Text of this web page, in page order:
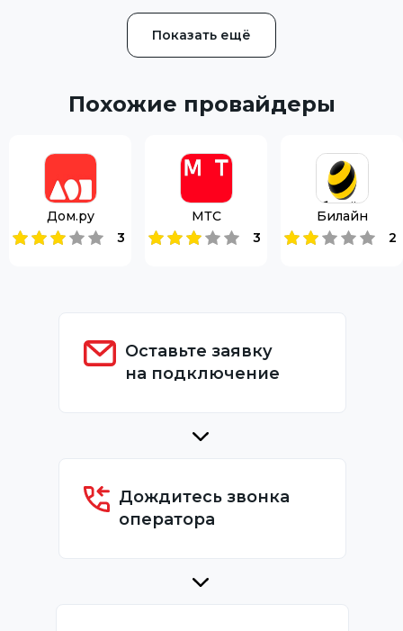
Показать ещё
Похожие провайдеры
Дом.ру
3
МТС
3
Билайн
2
Оставьте заявку
на подключение
Дождитесь звонка
оператора